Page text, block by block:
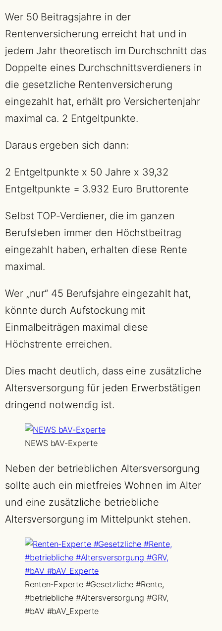
Wer 50 Beitragsjahre in der
Rentenversicherung erreicht hat und in
jedem Jahr theoretisch im Durchschnitt das
Doppelte eines Durchschnittsverdieners in
die gesetzliche Rentenversicherung
eingezahlt hat, erhält pro Versichertenjahr
maximal ca. 2 Entgeltpunkte.
Daraus ergeben sich dann:
2 Entgeltpunkte x 50 Jahre x 39,32
Entgeltpunkte = 3.932 Euro Bruttorente
Selbst TOP-Verdiener, die im ganzen
Berufsleben immer den Höchstbeitrag
eingezahlt haben, erhalten diese Rente
maximal.
Wer „nur“ 45 Berufsjahre eingezahlt hat,
könnte durch Aufstockung mit
Einmalbeiträgen maximal diese
Höchstrente erreichen.
Dies macht deutlich, dass eine zusätzliche
Altersversorgung für jeden Erwerbstätigen
dringend notwendig ist.
NEWS bAV-Experte
Neben der betrieblichen Altersversorgung
sollte auch ein mietfreies Wohnen im Alter
und eine zusätzliche betriebliche
Altersversorgung im Mittelpunkt stehen.
Renten-Experte #Gesetzliche #Rente,
#betriebliche #Altersversorgung #GRV,
#bAV #bAV_Experte